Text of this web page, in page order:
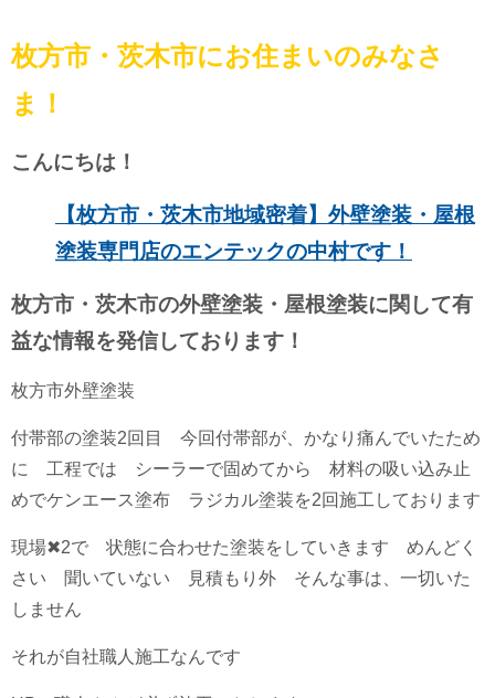
枚方市・茨木市にお住まいのみなさ
ま！
こんにちは！
【枚方市・茨木市地域密着】外壁塗装・屋根
塗装専門店のエンテックの中村です！
枚方市・茨木市の外壁塗装・屋根塗装に関して有
益な情報を発信しております！
枚方市外壁塗装
付帯部の塗装2回目 今回付帯部が、かなり痛んでいたため
に 工程では シーラーで固めてから 材料の吸い込み止
めでケンエース塗布 ラジカル塗装を2回施工しております
現場✖︎2で 状態に合わせた塗装をしていきます めんどく
さい 聞いていない 見積もり外 そんな事は、一切いた
しません
それが自社職人施工なんです